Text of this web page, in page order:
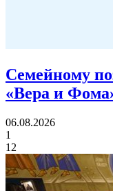
Семейному
«Вера и
06.08.2026
1
12